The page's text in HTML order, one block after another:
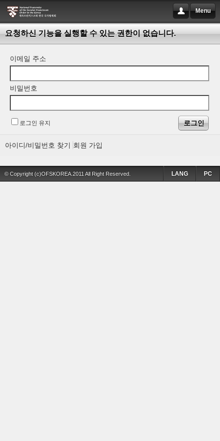
Menu
요청하신 기능을 실행할 수 있는 권한이 없습니다.
이메일 주소
비밀번호
로그인 유지
아이디/비밀번호 찾기 회원 가입
© Copyright (c)OFSKOREA.2011 All Right Reserved. PC
LANG